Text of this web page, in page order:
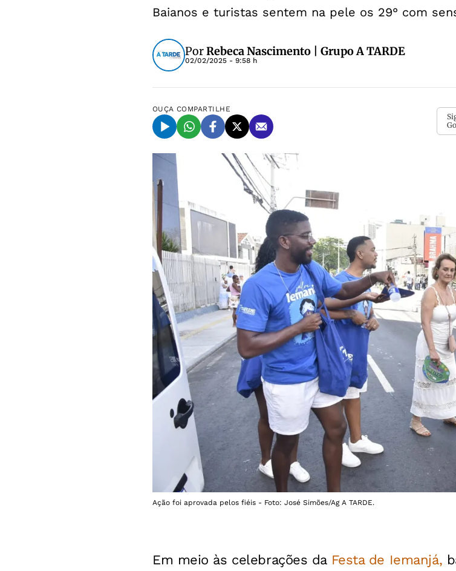
Baianos e turistas sentem na pele os 29° com
PorRebeca Nascimento | Grupo A TARDE
02/02/2025 - 9:58 h
OUÇA COMPARTILHE
Ação foi aprovada pelos fiéis - Foto: José Simões/Ag A TARDE.
Em meio às celebrações da Festa de Iemanjá,